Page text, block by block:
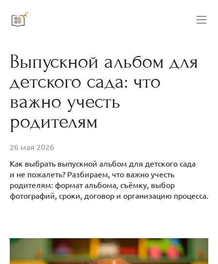
Выпускной альбом для
детского сада: что
важно учесть
родителям
26 мая 2026
Как выбрать выпускной альбом для детского сада
и не пожалеть? Разбираем, что важно учесть
родителям: формат альбома, съёмку, выбор
фотографий, сроки, договор и организацию процесса.